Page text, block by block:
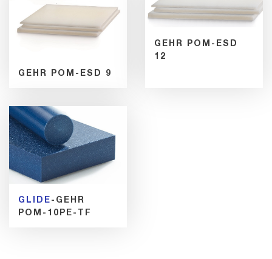
GEHR POM-ESD 9
GEHR POM-ESD
12
GLIDE-GEHR
POM-10PE-TF